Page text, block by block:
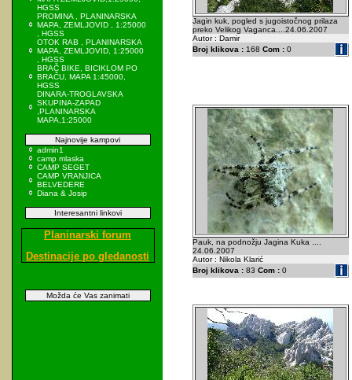
HGSS
PROMINA , PLANINARSKA
MAPA, ZEMLJOVID , 1:25000
, HGSS
OTOK RAB , PLANINARSKA
MAPA, ZEMLJOVID, 1:25000
, HGSS
BRAČ BIKE, BICIKLOM PO
BRAČU, MAPA 1:45000,
HGSS
DINARA-TROGLAVSKA
SKUPINA-ZAPAD
,PLANINARSKA
MAPA,1:25000
Najnovije kampovi
admin1
camp mlaska
CAMP SEGET
CAMP VRANJICA
BELVEDERE
Diana & Josip
Interesantni linkovi
Planinarski forum
Destinacije po gledanosti
Možda će Vas zanimati
Jagin kuk, pogled s jugoistočnog prilaza
preko Velikog Vaganca....24.06.2007
Autor : Damir
Broj klikova :168 Com :0
Pauk, na podnožju Jagina Kuka ....
24.06.2007
Autor : Nikola Klarić
Broj klikova :83 Com :0